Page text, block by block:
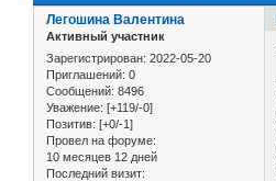
Легошина Валентина
Активный участник
Зарегистрирован: 2022-05-20
Приглашений: 0
Сообщений: 8496
Уважение: [+119/-0]
Позитив: [+0/-1]
Провел на форуме:
10 месяцев 12 дней
Последний визит: